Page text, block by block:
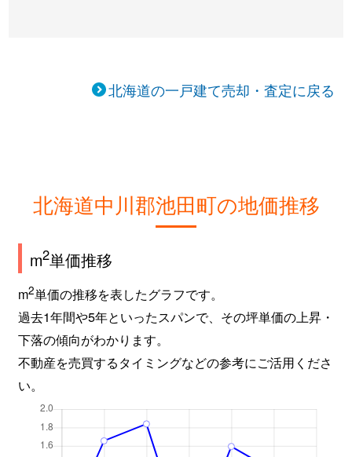
北海道の一戸建て売却・査定に戻る
北海道中川郡池田町の地価推移
m2単価推移
m2単価の推移を表したグラフです。
過去1年間や5年といったスパンで、その坪単価の上昇・
下落の傾向がわかります。
不動産を売買するタイミングなどの参考にご活用くださ
い。